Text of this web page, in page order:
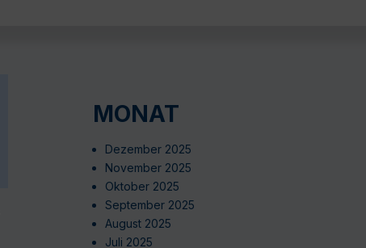
MONAT
Dezember 2025
November 2025
Oktober 2025
September 2025
August 2025
Juli 2025